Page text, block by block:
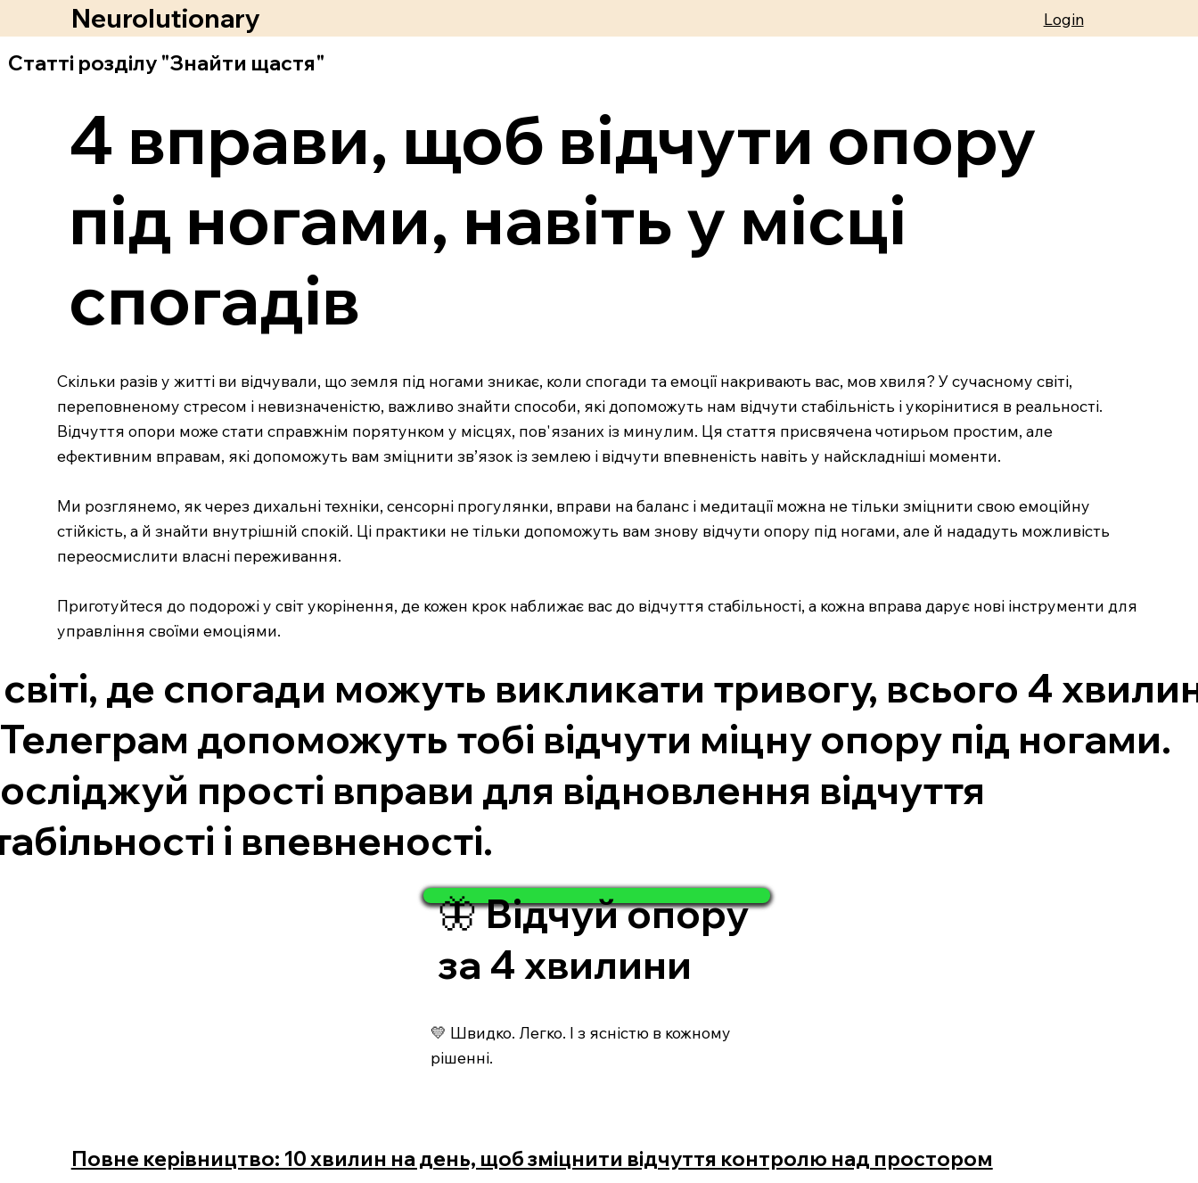
Neurolutionary Login
Статті розділу "Знайти щастя"
4 вправи, щоб відчути опору
під ногами, навіть у місці
спогадів
Скільки разів у житті ви відчували, що земля під ногами зникає, коли спогади та емоції накривають вас, мов хвиля? У сучасному світі,
переповненому стресом і невизначеністю, важливо знайти способи, які допоможуть нам відчути стабільність і укорінитися в реальності.
Відчуття опори може стати справжнім порятунком у місцях, пов'язаних із минулим. Ця стаття присвячена чотирьом простим, але
ефективним вправам, які допоможуть вам зміцнити зв’язок із землею і відчути впевненість навіть у найскладніші моменти.
Ми розглянемо, як через дихальні техніки, сенсорні прогулянки, вправи на баланс і медитації можна не тільки зміцнити свою емоційну
стійкість, а й знайти внутрішній спокій. Ці практики не тільки допоможуть вам знову відчути опору під ногами, але й нададуть можливість
переосмислити власні переживання.
Приготуйтеся до подорожі у світ укорінення, де кожен крок наближає вас до відчуття стабільності, а кожна вправа дарує нові інструменти для
управління своїми емоціями.
де спогади можуть викликати тривогу, всього 4
допоможуть тобі відчути міцну опору під ногами.
прості вправи для відновлення відчуття
і впевненості.
🦋 Відчуй опору
за 4 хвилини
💛 Швидко. Легко. І з ясністю в кожному
рішенні.
Повне керівництво: 10 хвилин на день, щоб зміцнити відчуття контролю над простором